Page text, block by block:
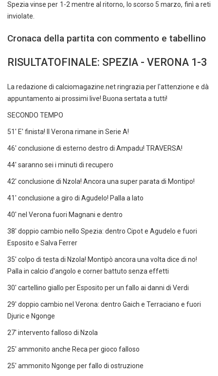
Spezia vinse per 1-2 mentre al ritorno, lo scorso 5 marzo, finì a reti
inviolate.
Cronaca della partita con commento e tabellino
RISULTATOFINALE: SPEZIA - VERONA 1-3
La redazione di calciomagazine.net ringrazia per l'attenzione e dà
appuntamento ai prossimi live! Buona sertata a tutti!
SECONDO TEMPO
51' E' finista! Il Verona rimane in Serie A!
46' conclusione di esterno destro di Ampadu! TRAVERSA!
44' saranno sei i minuti di recupero
42' conclusione di Nzola! Ancora una super parata di Montipo!
41' conclusione a giro di Agudelo! Palla a lato
40' nel Verona fuori Magnani e dentro
38' doppio cambio nello Spezia: dentro Cipot e Agudelo e fuori
Esposito e Salva Ferrer
35' colpo di testa di Nzola! Montipò ancora una volta dice di no!
Palla in calcio d'angolo e corner battuto senza effetti
30' cartellino giallo per Esposito per un fallo ai danni di Verdi
29' doppio cambio nel Verona: dentro Gaich e Terraciano e fuori
Djuric e Ngonge
27' intervento falloso di Nzola
25' ammonito anche Reca per gioco falloso
25' ammonito Ngonge per fallo di ostruzione